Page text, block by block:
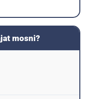
mosni?